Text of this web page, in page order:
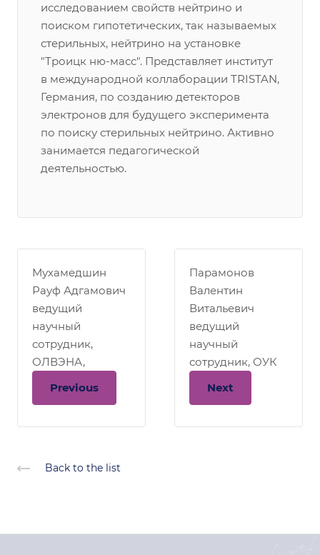
исследованием свойств нейтрино и
поиском гипотетических, так называемых
стерильных, нейтрино на установке
"Троицк ню-масс". Представляет институт
в международной коллаборации TRISTAN,
Германия, по созданию детекторов
электронов для будущего эксперимента
по поиску стерильных нейтрино. Активно
занимается педагогической
деятельностью.
Мухамедшин
Рауф Адгамович
ведущий
научный
сотрудник,
ОЛВЭНА,
Previous
Парамонов
Валентин
Витальевич
ведущий
научный
сотрудник, ОУК
Next
Back to the list